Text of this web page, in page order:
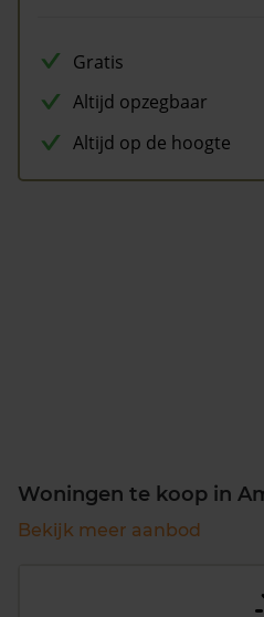
Gratis
Altijd opzegbaar
Altijd op de hoogte
Woningen te koop in
Bekijk meer aanbod